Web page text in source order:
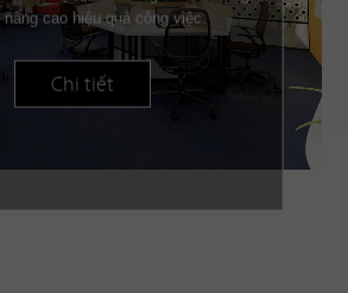
nâng cao hiệu quả công việc.
Chi tiết